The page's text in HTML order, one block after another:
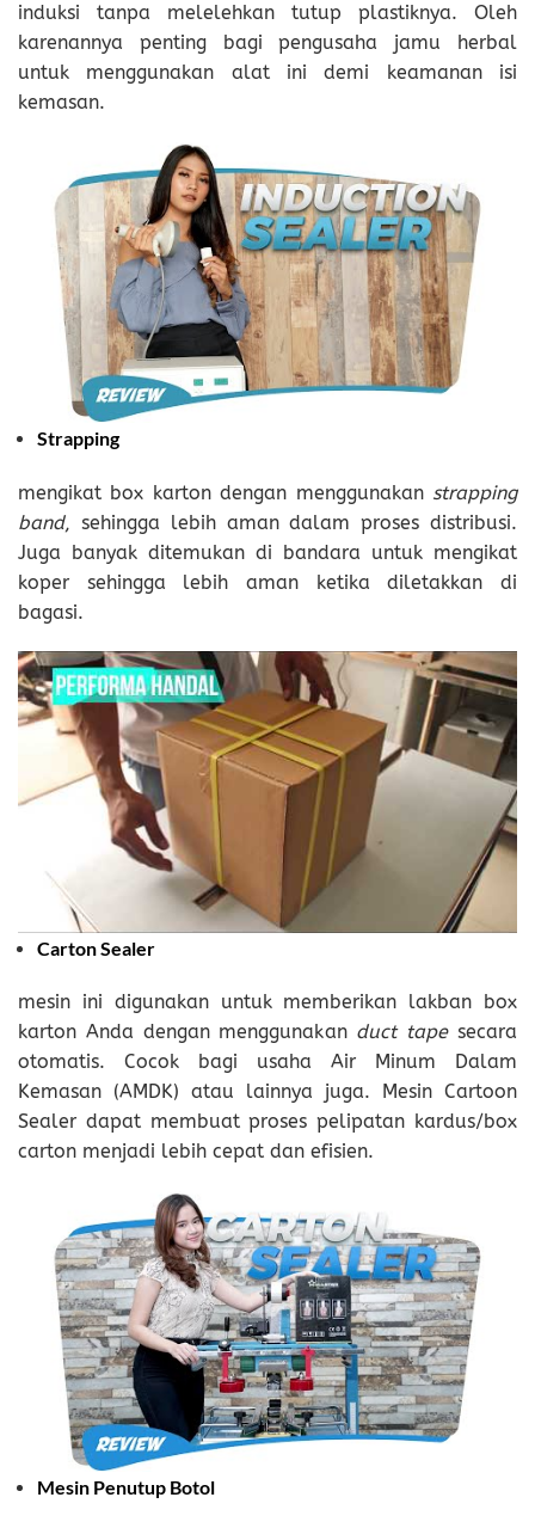
induksi tanpa melelehkan tutup plastiknya. Oleh
karenannya penting bagi pengusaha jamu herbal
untuk menggunakan alat ini demi keamanan isi
kemasan.
Strapping
mengikat box karton dengan menggunakan strapping
band, sehingga lebih aman dalam proses distribusi.
Juga banyak ditemukan di bandara untuk mengikat
koper sehingga lebih aman ketika diletakkan di
bagasi.
Carton Sealer
mesin ini digunakan untuk memberikan lakban box
karton Anda dengan menggunakanduct tapesecara
otomatis. Cocok bagi usaha Air Minum Dalam
Kemasan (AMDK) atau lainnya juga. Mesin Cartoon
Sealer dapat membuat proses pelipatan kardus/box
carton menjadi lebih cepat dan efisien.
Mesin Penutup Botol